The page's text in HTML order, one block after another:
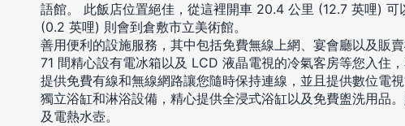
語館。 此飯店位置絕佳，從這裡開車 20.4 公里 (12.7 英哩)
(0.2 英哩) 則會到倉敷市立美術館。
善用便利的設施服務，其中包括免費無線上網、宴會廳以及販賣
71 間精心設有電冰箱以及 LCD 液晶電視的冷氣客房等您入住
提供免費有線和無線網路讓您隨時保持連線，並且提供數位電
獨立浴缸和淋浴設備，精心提供全浸式浴缸以及免費盥洗用品
及電熱水壺。